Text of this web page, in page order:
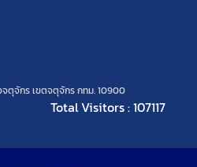
ตุจักร เขตจตุจักร กทม. 10900
Total Visitors : 107117